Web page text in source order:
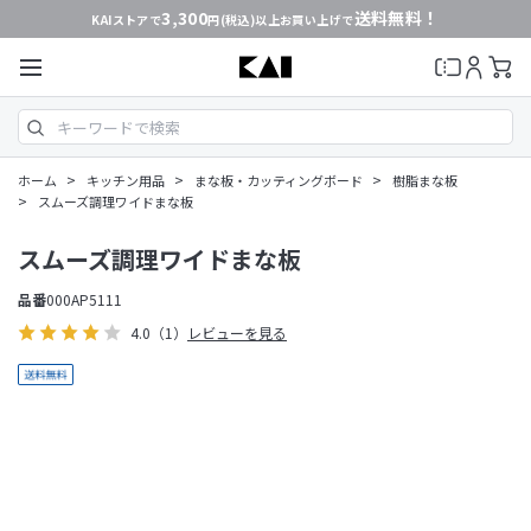
KAIストアで3,300円(税込)以上お買い上げで送料無料！
ホーム > キッチン用品 > まな板・カッティングボード > 樹脂まな板
> スムーズ調理ワイドまな板
4.0 （1） レビューを見る
スムーズ調理ワイドまな板
品番000AP5111